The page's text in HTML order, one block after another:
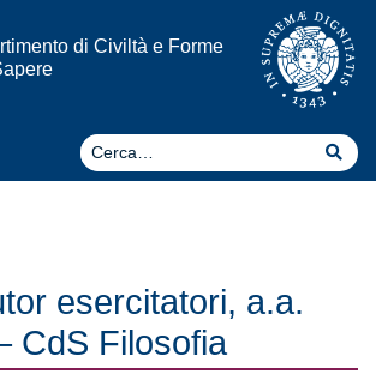
di Civiltà e Forme
esercitatori, a.a.
CdS Filosofia